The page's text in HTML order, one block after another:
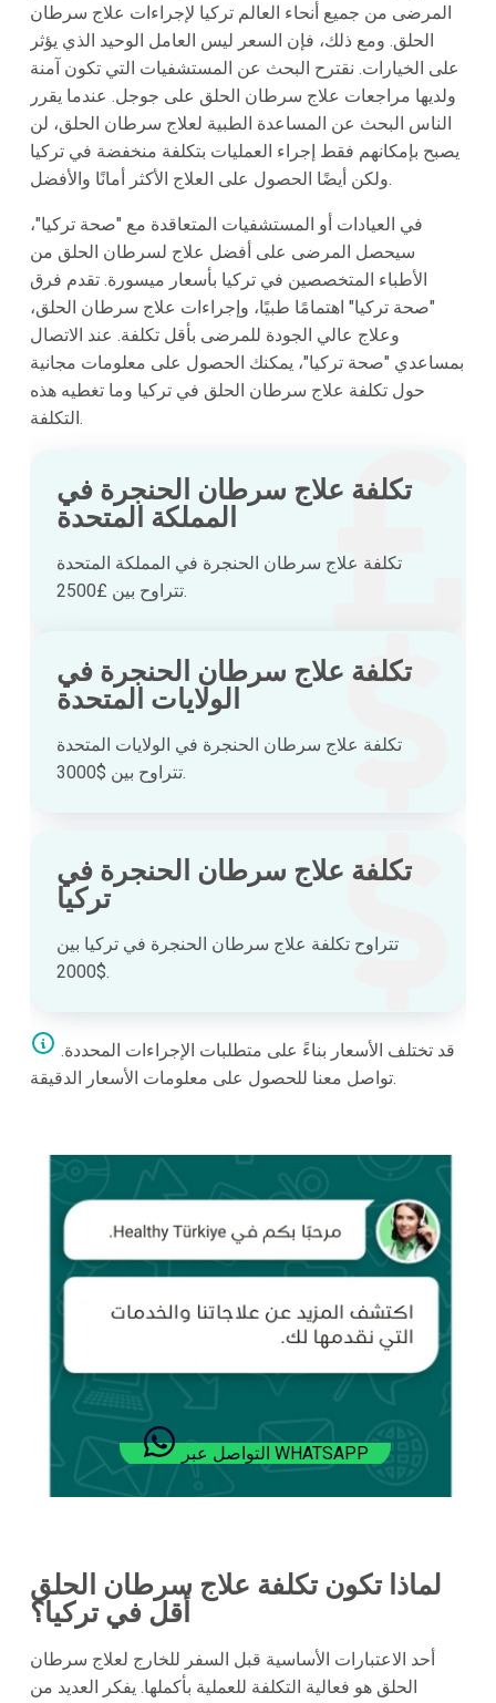
المرضى من جميع أنحاء العالم تركيا لإجراءات علاج سرطان
الحلق. ومع ذلك، فإن السعر ليس العامل الوحيد الذي يؤثر
على الخيارات. نقترح البحث عن المستشفيات التي تكون آمنة
ولديها مراجعات علاج سرطان الحلق على جوجل. عندما يقرر
الناس البحث عن المساعدة الطبية لعلاج سرطان الحلق، لن
يصبح بإمكانهم فقط إجراء العمليات بتكلفة منخفضة في تركيا
ولكن أيضًا الحصول على العلاج الأكثر أمانًا والأفضل.
في العيادات أو المستشفيات المتعاقدة مع "صحة تركيا"،
سيحصل المرضى على أفضل علاج لسرطان الحلق من
الأطباء المتخصصين في تركيا بأسعار ميسورة. تقدم فرق
"صحة تركيا" اهتمامًا طبيًا، وإجراءات علاج سرطان الحلق،
وعلاج عالي الجودة للمرضى بأقل تكلفة. عند الاتصال
بمساعدي "صحة تركيا"، يمكنك الحصول على معلومات مجانية
حول تكلفة علاج سرطان الحلق في تركيا وما تغطيه هذه
التكلفة.
تكلفة علاج سرطان الحنجرة في
المملكة المتحدة
تكلفة علاج سرطان الحنجرة في المملكة المتحدة
تتراوح بين £2500.
تكلفة علاج سرطان الحنجرة في
الولايات المتحدة
تكلفة علاج سرطان الحنجرة في الولايات المتحدة
تتراوح بين $3000.
تكلفة علاج سرطان الحنجرة في
تركيا
تتراوح تكلفة علاج سرطان الحنجرة في تركيا بين
$2000.
تواصل معنا للحصول على معلومات الأسعار الدقيقة.
التواصل عبر WHATSAPP
لماذا تكون تكلفة علاج سرطان الحلق
أقل في تركيا؟
أحد الاعتبارات الأساسية قبل السفر للخارج لعلاج سرطان
الحلق هو فعالية التكلفة للعملية بأكملها. يفكر العديد من